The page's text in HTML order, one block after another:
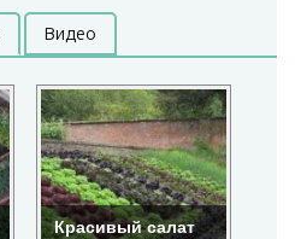
Видео
Красота на